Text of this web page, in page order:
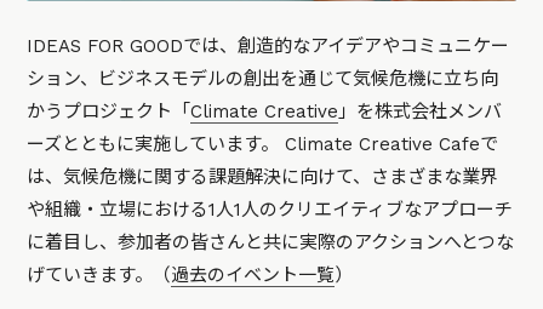
IDEAS FOR GOODでは、創造的なアイデアやコミュニケー
ション、ビジネスモデルの創出を通じて気候危機に立ち向
かうプロジェクト「Climate Creative 」を株式会社メンバ
ーズとともに実施しています。 Climate Creative Cafeで
は、気候危機に関する課題解決に向けて、さまざまな業界
や組織・立場における1人1人のクリエイティブなアプローチ
に着目し、参加者の皆さんと共に実際のアクションへとつな
げていきます。（過去のイベント一覧）